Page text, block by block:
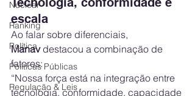
Nuclear
Ranking
Política
Políticas Públicas
Regulação & Leis
escala
Ao falar sobre diferenciais,
Manav destacou a combinação de
fatores:
“Nossa força está na integração entre
tecnologia, conformidade, capacidade